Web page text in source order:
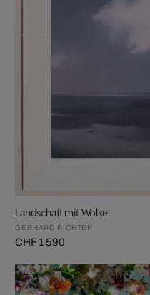
Landschaft mit Wolke
GERHARD RICHTER
CHF 1 590